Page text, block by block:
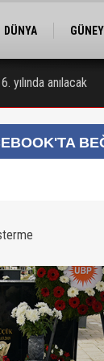
DÜNYA
yılında anılacak
hayatını